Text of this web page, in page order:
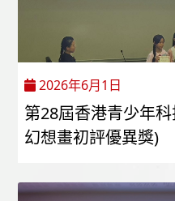
2026年6月1日
第28屆香港青少年
幻想畫初評優異獎)